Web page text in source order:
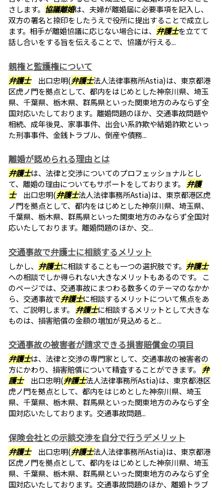
さします。 協議離婚は、夫婦が離婚届に必要事項を記入し、
双方の署名と捺印をしたうえで役所に提出することで成立し
ます。相手が離婚協議に応じない場合には、 弁護士を立てて
話し合いをする旨を伝えることで、協議が行える...
親権と監護権について
弁護士出口忠明(弁護士法人法律事務所Astia)は、東京都港
区虎ノ門を拠点として、都内をはじめとした神奈川県、埼玉
県、千葉県、栃木県、群馬県といった関東地方のみならず全
国対応いたしております。離婚問題のほか、交通事故問題や
相続、成年後見、家事事件、出会い系詐欺や結婚詐欺といっ
た刑事事件、金銭トラブル、倒産や債務...
離婚が認められる理由とは
弁護士は、法律と交渉についてのプロフェッショナルとし
て、離婚の理由についてもサポートをしております。 弁護
士出口忠明(弁護士法人法律事務所Astia)は、東京都港区虎
ノ門を拠点として、都内をはじめとした神奈川県、埼玉県、
千葉県、栃木県、群馬県といった関東地方のみならず全国対
応いたしております。離婚問題のほか、交...
交通事故で弁護士に相談するメリット
しかし、 弁護士に相談することも一つの選択肢です。 弁護士
への相談でしか得られない大きなメリットもあるのです。 こ
のページでは、交通事故にまつわる数多くのテーマのなかか
ら、交通事故で弁護士に相談するメリットについて焦点をあ
て、ご説明します。 弁護士に相談するメリットとして大きな
ものは、損害賠償の金額の増加が見込めると...
交通事故の被害者が請求できる損害賠償金の項目
弁護士は、法律と交渉の専門家として、交通事故の被害者の
方にかわり、損害賠償について精査することができます。 弁
護士出口忠明(弁護士法人法律事務所Astia)は、東京都港区
虎ノ門を拠点として、都内をはじめとした神奈川県、埼玉
県、千葉県、栃木県、群馬県といった関東地方のみならず全
国対応いたしております。交通事故問題...
保険会社との示談交渉を自分で行うデメリット
弁護士出口忠明(弁護士法人法律事務所Astia)は、東京都港
区虎ノ門を拠点として、都内をはじめとした神奈川県、埼玉
県、千葉県、栃木県、群馬県といった関東地方のみならず全
国対応いたしております。交通事故問題のほか、離婚トラブ